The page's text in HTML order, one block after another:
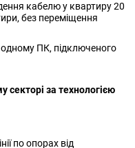
кабелю у квартиру 20
без переміщення
ПК, підключеного
секторі за технологією
по опорах від